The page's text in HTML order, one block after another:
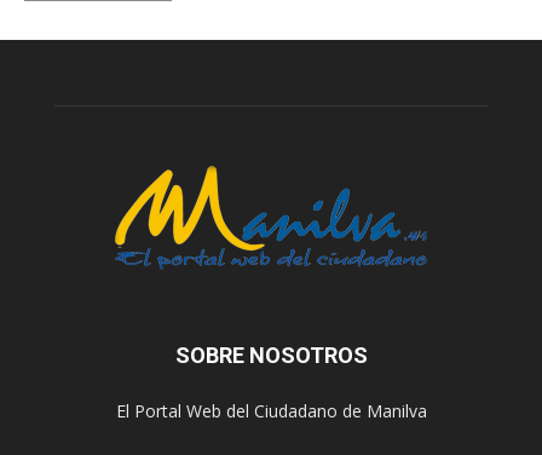
SOBRE NOSOTROS
El Portal Web del Ciudadano de Manilva